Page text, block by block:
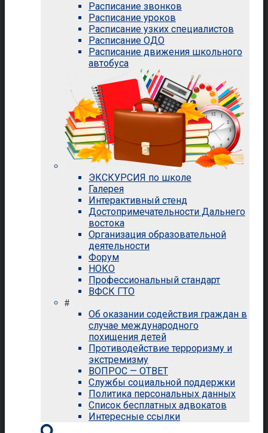
Расписание звонков
Расписание уроков
Расписание узких специалистов
Расписание ОДО
Расписание движения школьного
автобуса
ЭКСКУРСИЯ по школе
Галерея
Интерактивный стенд
Достопримечательности Дальнего
востока
Организация образовательной
деятельности
Форум
НОКО
Профессиональный стандарт
ВФСК ГТО
#
Об оказании содействия граждан в
случае международного
похищения детей
Противодействие терроризму и
экстремизму
ВОПРОС — ОТВЕТ
Службы социальной поддержки
Политика персональных данных
Список бесплатных адвокатов
Интересные ссылки